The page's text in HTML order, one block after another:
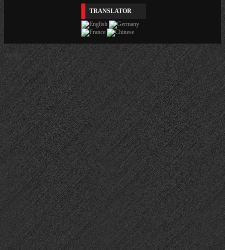
TRANSLATOR
center>